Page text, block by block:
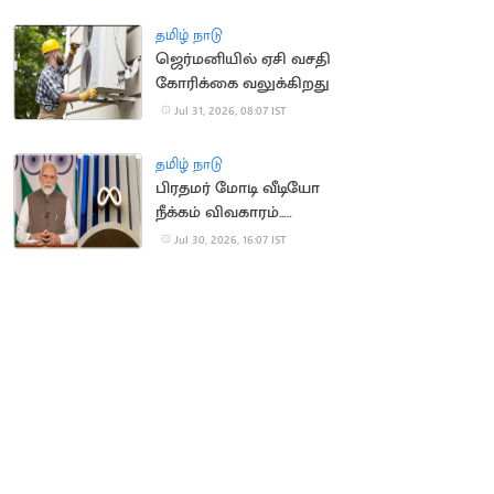
தமிழ் நாடு
ஜெர்மனியில் ஏசி வசதி
கோரிக்கை வலுக்கிறது
Jul 31, 2026, 08:07 IST
தமிழ் நாடு
பிரதமர் மோடி வீடியோ
நீக்கம் விவகாரம்..
மெட்டாவுக்கு மீண்டும்
Jul 30, 2026, 16:07 IST